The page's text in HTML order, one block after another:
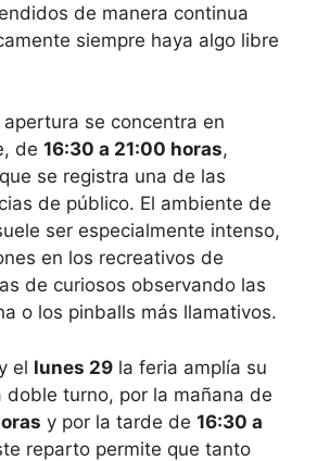
de manera continua
siempre haya algo libre
apertura se concentra en
de 16:30 a 21:00 horas,
se registra una de las
de público. El ambiente de
ser especialmente intenso,
en los recreativos de
de curiosos observando las
o los pinballs más llamativos.
el lunes 29 la feria amplía su
turno, por la mañana de
y por la tarde de 16:30 a
reparto permite que tanto